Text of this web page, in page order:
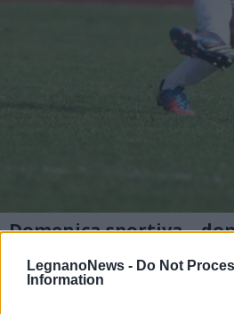
LegnanoNews - Do Not
Information
Domenica sportiva –
2 di 59